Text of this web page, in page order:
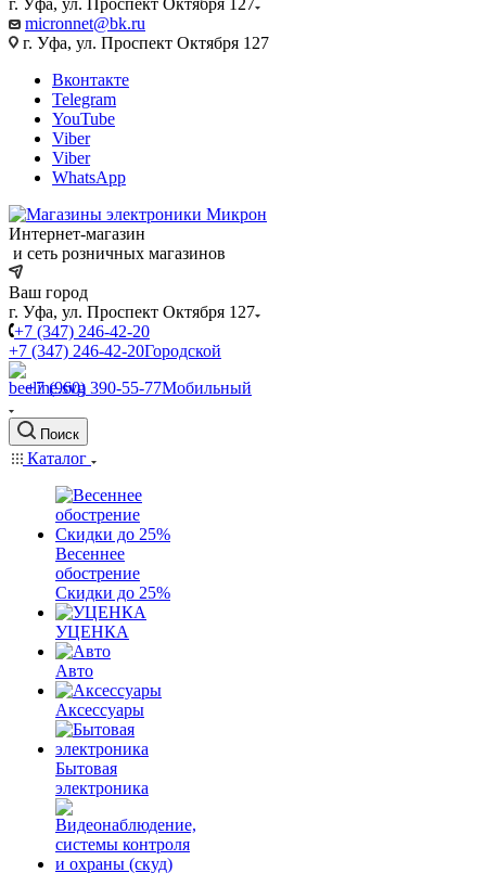
г. Уфа, ул. Проспект Октября 127
micronnet@bk.ru
г. Уфа, ул. Проспект Октября 127
Вконтакте
Telegram
YouTube
Viber
Viber
WhatsApp
Интернет-магазин
и сеть розничных магазинов
Ваш город
г. Уфа, ул. Проспект Октября 127
+7 (347) 246-42-20
+7 (347) 246-42-20Городской
+7 (960) 390-55-77Мобильный
Поиск
Каталог
Весеннее
обострение
Скидки до 25%
УЦЕНКА
Авто
Аксессуары
Бытовая
электроника